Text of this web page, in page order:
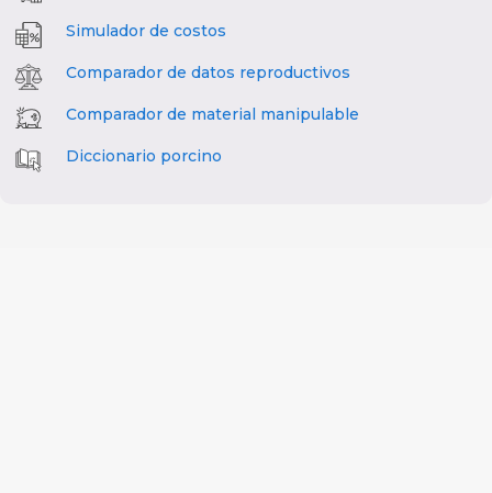
Simulador de costos
Comparador de datos reproductivos
Comparador de material manipulable
Diccionario porcino